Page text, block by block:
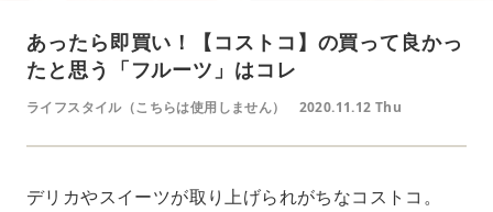
あったら即買い！【コストコ】の買って良かっ
たと思う「フルーツ」はコレ
ライフスタイル（こちらは使用しません） 2020.11.12 Thu
デリカやスイーツが取り上げられがちなコストコ。